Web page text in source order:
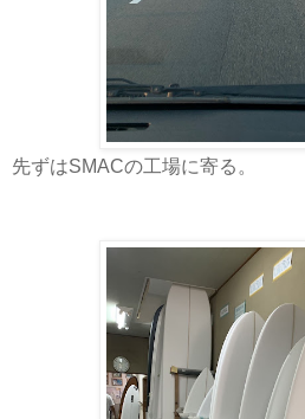
先ずはSMACの工場に寄る。